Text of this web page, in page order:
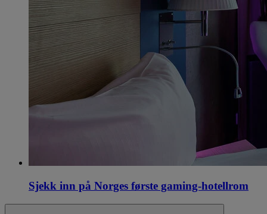
Sjekk inn på Norges første gaming-hotellrom